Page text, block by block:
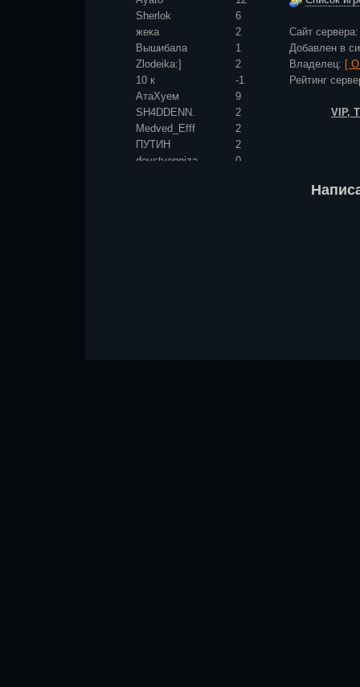
Sherlok
6
жека
2
Вышибала
1
Zlodeika:]
2
10 к
-1
АтаХуем
9
SH4DDENN.
2
Medved_Efff
2
ПУТИН
2
devstvenniza
0
Сайт
Добавлен в
Владелец: [
Рейтинг
VIP,